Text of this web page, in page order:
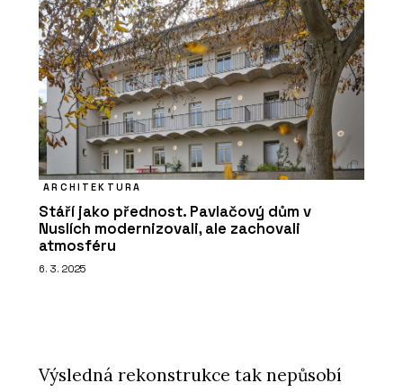
ARCHITEKTURA
Stáří jako přednost. Pavlačový dům v
Nuslích modernizovali, ale zachovali
atmosféru
6. 3. 2025
Výsledná rekonstrukce tak nepůsobí